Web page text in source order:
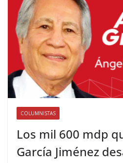
COLUMNISTAS
Los mil 600 mdp
García Jiménez